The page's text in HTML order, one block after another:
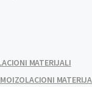
MATERIJALI